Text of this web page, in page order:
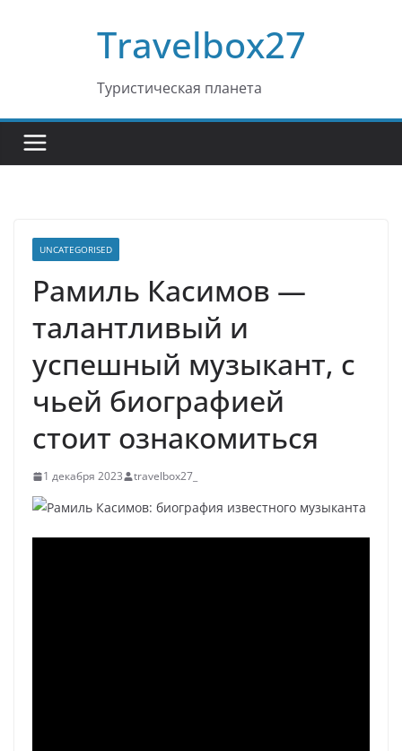
Travelbox27
Туристическая планета
UNCATEGORISED
Рамиль Касимов —
талантливый и
успешный музыкант, с
чьей биографией
стоит ознакомиться
1 декабря 2023 travelbox27_